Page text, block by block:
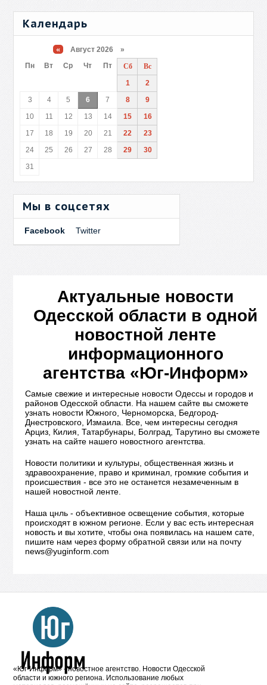
Календарь
« Август 2026 »
Пн
Вт Ср Чт Пт Сб
Вс
1
2
3
4 5 6 7 8
9
10
11 12 13 14 15
16
17
18 19 20 21 22
23
24
25 26 27 28 29
30
31
Мы в соцсетях
Facebook Twitter
Актуальные новости
Одесской области в одной
новостной ленте
информационного
агентства «Юг-Информ»
Самые свежие и интересные новости Одессы и городов и
районов Одесской области. На нашем сайте вы сможете
узнать новости Южного, Черноморска, Бедгород-
Днестровского, Измаила. Все, чем интересны сегодня
Арциз, Килия, Татарбунары, Болград, Тарутино вы сможете
узнать на сайте нашего новостного агентства.
Новости политики и культуры, общественная жизнь и
здравоохранение, право и криминал, громкие события и
происшествия - все это не останется незамеченным в
нашей новостной ленте.
Наша цнль - объективное освещение события, которые
происходят в южном регионе. Если у вас есть интересная
новость и вы хотите, чтобы она появилась на нашем сате,
пишите нам через форму обратной связи или на почту
news@yuginform.com
«Юг-Информ» - новостное агентство. Новости Одесской
области и южного региона. Использование любых